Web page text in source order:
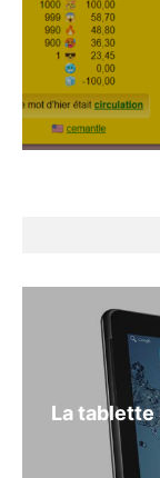
La tablette